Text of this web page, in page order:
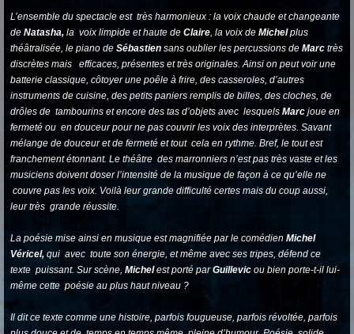
L’ensemble du spectacle est très harmonieux : la voix chaude et changeante
de Natasha, la voix limpide et haute de Claire, la voix de Michelplus
théâtralisée, le piano de Sébastien sans oublier les percussions de Marc très
discrètes mais efficaces, présentes et très originales. Ainsi on peut voir une
batterie classique, côtoyer une poêle à frire, des casseroles, d’autres
instruments de cuisine, des petits paniers remplis de billes, des cloches, de
drôles de tambourins et encore des tas d’objets avec lesquels Marc joue en
fermeté ou en douceur pour ne pas couvrir les voix des interprètes. Savant
mélange de douceur et de fermeté et tout cela en rythme. Bref, le tout est
franchement étonnant. Le théâtre des marronniers n’est pas très vaste et les
musiciens doivent doser l’intensité de la musique de façon à ce qu’elle ne
couvre pas les voix. Voilà leur grande difficulté certes mais du coup aussi,
leur très grande réussite.
La poésie mise ainsi en musique est magnifiée par le comédien Michel
Véricel, qui avec toute son énergie, et même avec ses tripes, défend ce
texte puissant. Sur scène, Michelest porté parGuillevic ou bien porte-t-il lui-
même cette poésie au plus haut niveau ?
Il dit ce texte comme une histoire, parfois fougueuse, parfois révoltée, parfois